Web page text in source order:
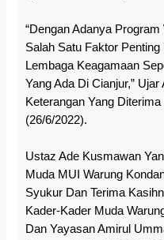
“Dengan Adanya
Salah Satu Faktor
Lembaga Keagamaan
Yang Ada Di Cianjur,”
Keterangan Yang
(26/6/2022).
Ustaz Ade Kusmawan
Muda MUI Warung
Syukur Dan Terima
Kader-Kader Muda
Dan Yayasan Amirul